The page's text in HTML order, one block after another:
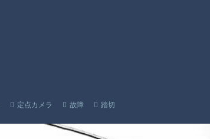
定点カメラ 故障 踏切